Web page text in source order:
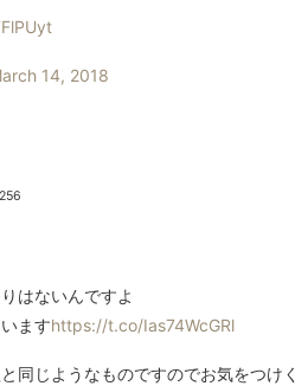
14, 2018
はないんですよ
ますhttps://t.co/Ias74WcGRl
同じようなものですのでお気をつけく